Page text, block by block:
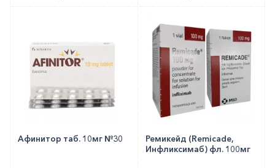
Афинитор таб. 10мг №30
Ремикейд (Remicade,
Инфликсимаб) фл. 100мг